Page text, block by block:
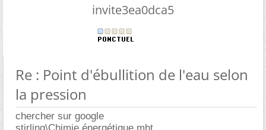
invite3ea0dca5
Re : Point d'ébullition de l'eau selon
la pression
chercher sur google